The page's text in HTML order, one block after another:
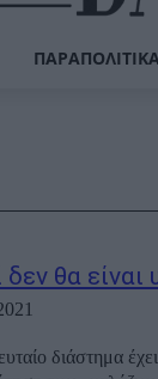
δεν θα
διάστημα